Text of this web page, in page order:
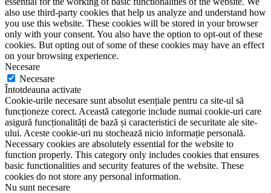
also use third-party cookies that help us analyze and understand how
you use this website. These cookies will be stored in your browser
only with your consent. You also have the option to opt-out of these
cookies. But opting out of some of these cookies may have an effect
on your browsing experience.
Necesare
Necesare
Întotdeauna activate
Cookie-urile necesare sunt absolut esențiale pentru ca site-ul să
funcționeze corect. Această categorie include numai cookie-uri care
asigură funcționalități de bază și caracteristici de securitate ale site-
ului. Aceste cookie-uri nu stochează nicio informație personală.
Necessary cookies are absolutely essential for the website to
function properly. This category only includes cookies that ensures
basic functionalities and security features of the website. These
cookies do not store any personal information.
Nu sunt necesare